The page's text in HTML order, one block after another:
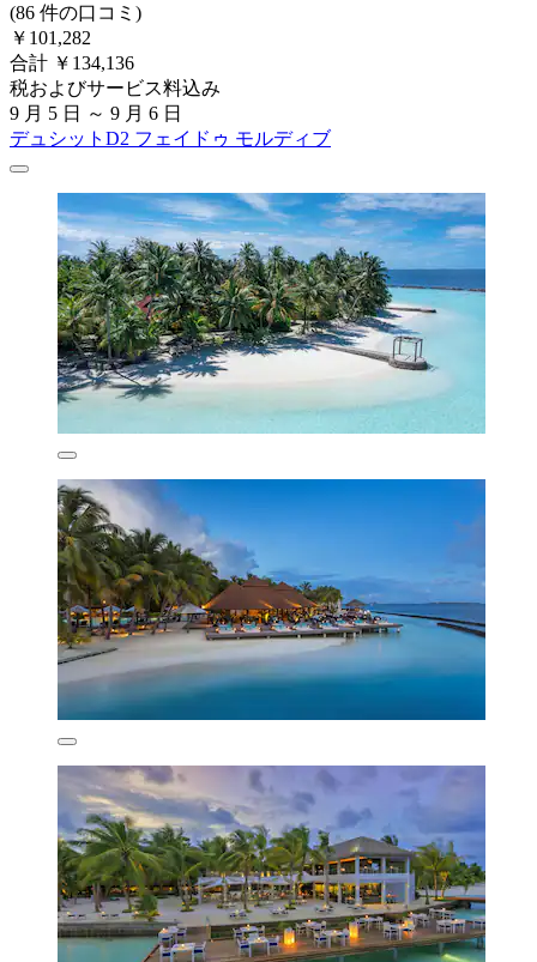
(86 件の口コミ)
￥101,282
合計 ￥134,136
税およびサービス料込み
9 月 5 日 ～ 9 月 6 日
デュシットD2 フェイドゥ モルディブ